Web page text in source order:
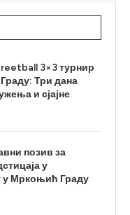
3×3 турнир
Три дана
и сјајне
позив за
у
у Мркоњић Граду